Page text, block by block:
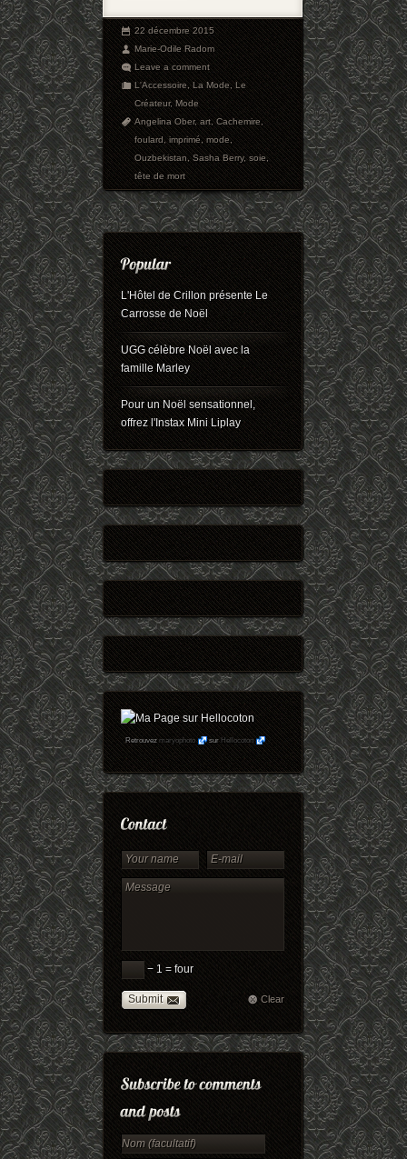
22 décembre 2015
Marie-Odile Radom
Leave a comment
L'Accessoire,La Mode,Le
Créateur,Mode
Angelina Ober,art,Cachemire,
foulard,imprimé,mode,
Ouzbekistan,Sasha Berry,soie,
tête de mort
L'Hôtel de Crillon présente Le
Carrosse de Noël
UGG célèbre Noël avec la
famille Marley
Pour un Noël sensationnel,
offrez l'Instax Mini Liplay
Retrouvezmaryophoto surHellocoton
− 1 = four
Submit Clear